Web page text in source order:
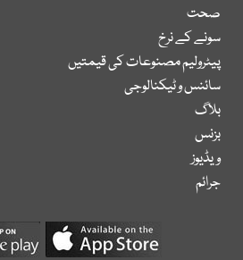
صحت
سونے کے نرخ
پیٹرولیم مصنوعات کی قیمتیں
سائنس و ٹیکنالوجی
بلاگ
بزنس
ویڈیوز
جرائم